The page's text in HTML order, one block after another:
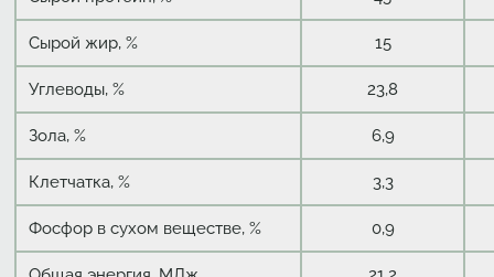
Сырой жир, % 15
Углеводы, % 23,8
Зола, % 6,9
Клетчатка, % 3,3
Фосфор в сухом веществе, % 0,9